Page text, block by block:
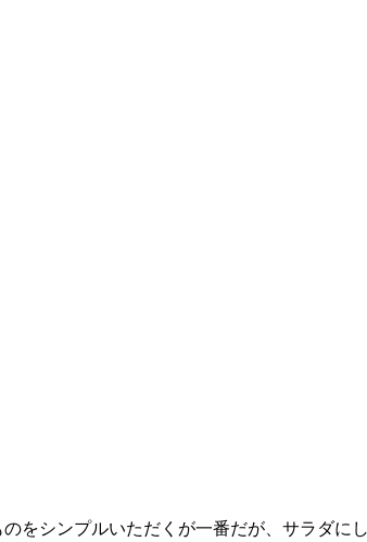
をシンプルいただくが一番だが、サラダに